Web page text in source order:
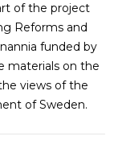
of the project
Reforms and
funded by
materials on the
views of the
of Sweden.